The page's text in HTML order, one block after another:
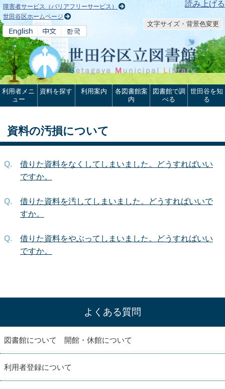
本文へ 読み上げる
障害者サービス（バリアフリーサービス）
世田谷区ホームページ
文字サイズ・背景色変更
利用者メニ
ュー
資料を探す 利用案内
各図書館案
内
図書館で調
べる
世田谷を知
る
資料の汚損について
借りた資料をなくしてしまいました。どうすればいい
ですか。
借りた資料を汚してしまいました。どうすればいいで
すか。
借りた資料をやぶってしまいました。どうすればいい
ですか。
よくある質問
図書館について 開館・休館について
利用者登録について